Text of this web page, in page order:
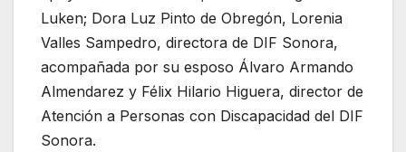
Luken; Dora Luz Pinto de Obregón, Lorenia
Valles Sampedro, directora de DIF Sonora,
acompañada por su esposo Álvaro Armando
Almendarez y Félix Hilario Higuera, director de
Atención a Personas con Discapacidad del DIF
Sonora.